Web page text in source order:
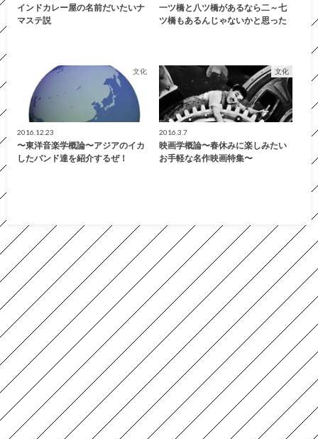
インドカレー屋の名前だいたいナ
マステ説
一ツ橋と八ツ橋があるなら二～七
ツ橋もあるんじゃないかと思った
文化
2016.12.23
〜東洋音楽学概論〜アジアのイカ
したバンド達を紹介するぜ！
文化
2016.3.7
映画学概論〜春休みに楽しみたい
お手軽な名作映画特集〜